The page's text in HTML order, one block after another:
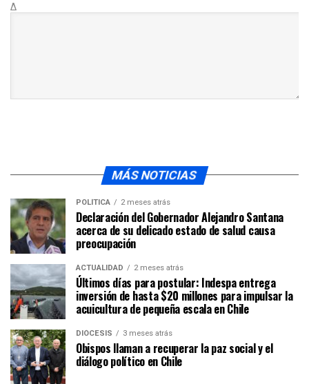
Δ
MÁS NOTICIAS
POLÍTICA 2 meses atrás
Declaración del Gobernador Alejandro Santana
acerca de su delicado estado de salud causa
preocupación
ACTUALIDAD 2 meses atrás
Últimos días para postular: Indespa entrega
inversión de hasta $20 millones para impulsar la
acuicultura de pequeña escala en Chile
DIÓCESIS 3 meses atrás
Obispos llaman a recuperar la paz social y el
diálogo político en Chile